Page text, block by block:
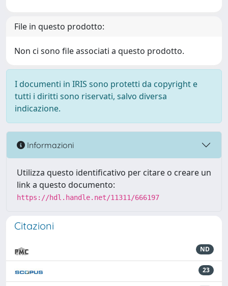
File in questo prodotto:
Non ci sono file associati a questo prodotto.
I documenti in IRIS sono protetti da copyright e
tutti i diritti sono riservati, salvo diversa
indicazione.
Informazioni
Utilizza questo identificativo per citare o creare un
link a questo documento:
https://hdl.handle.net/11311/666197
Citazioni
ND
23